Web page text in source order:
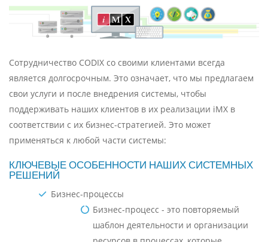
Сотрудничество CODIX со своими клиентами всегда
является долгосрочным. Это означает, что мы предлагаем
свои услуги и после внедрения системы, чтобы
поддерживать наших клиентов в их реализации iMX в
соответствии с их бизнес-стратегией. Это может
применяться к любой части системы:
КЛЮЧЕВЫЕ ОСОБЕННОСТИ НАШИХ СИСТЕМНЫХ
РЕШЕНИЙ
Бизнес-процессы
Бизнес-процесс - это повторяемый
шаблон деятельности и организации